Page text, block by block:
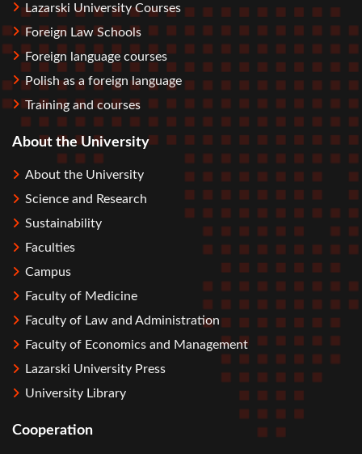
Lazarski University Courses
Foreign Law Schools
Foreign language courses
Polish as a foreign language
Training and courses
About the University
About the University
Science and Research
Sustainability
Faculties
Campus
Faculty of Medicine
Faculty of Law and Administration
Faculty of Economics and Management
Lazarski University Press
University Library
Cooperation